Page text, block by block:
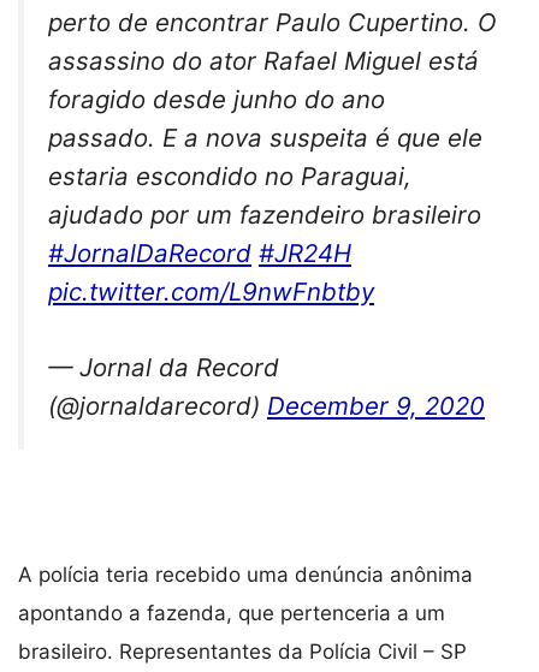
perto de encontrar Paulo Cupertino. O
assassino do ator Rafael Miguel está
foragido desde junho do ano
passado. E a nova suspeita é que ele
estaria escondido no Paraguai,
ajudado por um fazendeiro brasileiro
#JornalDaRecord #JR24H
pic.twitter.com/L9nwFnbtby
— Jornal da Record
(@jornaldarecord) December 9, 2020
A polícia teria recebido uma denúncia anônima
apontando a fazenda, que pertenceria a um
brasileiro. Representantes da Polícia Civil – SP